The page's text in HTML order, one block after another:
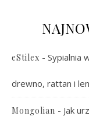
eStilex - Sypialnia
drewno, rattan i len
Mongolian - Jak